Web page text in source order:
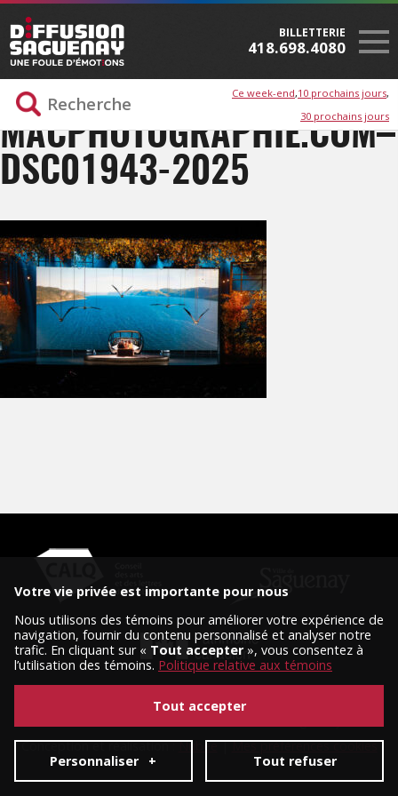
BILLETTERIE
418.698.4080
Ce week-end 10 prochains jours
30 prochains jours
MACPHOTOGRAPHIE.COM–
DSC01943-2025
Conception et réalisation :Nubee|Mes préférences cookies
Votre vie privée est importante pour nous
Nous utilisons des témoins pour améliorer votre expérience de
navigation, fournir du contenu personnalisé et analyser notre
trafic. En cliquant sur « Tout accepter», vous consentez à
l’utilisation des témoins. Politique relative aux témoins
Personnaliser + Tout refuser
Tout accepter